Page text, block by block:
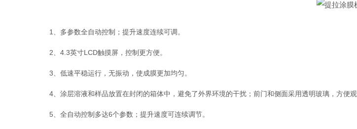
1、多参数全自动控制；提升速度连续可调。
2、4.3英寸LCD触摸屏，控制更方便。
3、低速平稳运行，无振动，使成膜更加均匀。
4、涂层溶液和样品放置在封闭的箱体中，避免了外界环境的干扰；前门和侧面采用透明玻璃，方便观
5、全自动控制多达6个参数；提升速度可连续调节。